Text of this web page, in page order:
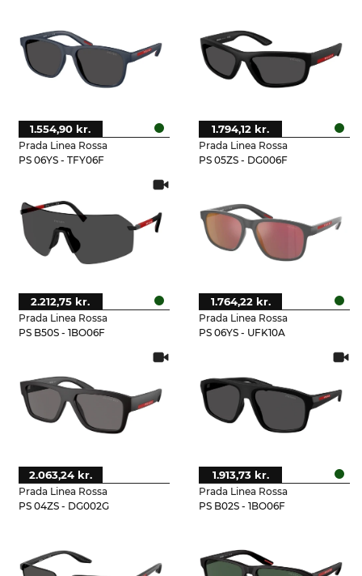
Prada Linea Rossa
PS 06YS - TFY06F
1.554,90 kr.
Prada Linea Rossa
PS 05ZS - DG006F
1.794,12 kr.
Prada Linea Rossa
PS B50S - 1BO06F
2.212,75 kr.
Prada Linea Rossa
PS 06YS - UFK10A
1.764,22 kr.
Prada Linea Rossa
PS 04ZS - DG002G
2.063,24 kr.
Prada Linea Rossa
PS B02S - 1BO06F
1.913,73 kr.